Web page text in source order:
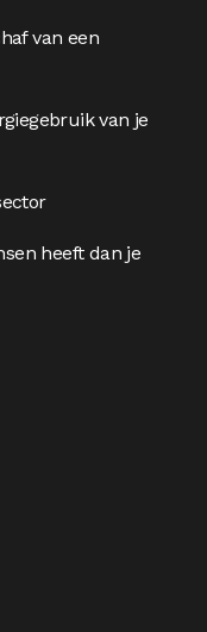
van een
van je
heeft dan je